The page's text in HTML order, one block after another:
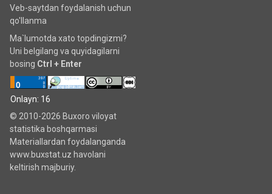
Veb-saytdan foydalanish uchun
qo'llanma
Ma`lumotda xato topdingizmi?
Uni belgilang va quyidagilarni
bosing Ctrl + Enter
Onlayn: 16
© 2010-2026 Buxoro viloyat
statistika boshqarmasi
Materiallardan foydalanganda
www.buxstat.uz havolani
keltirish majburiy.